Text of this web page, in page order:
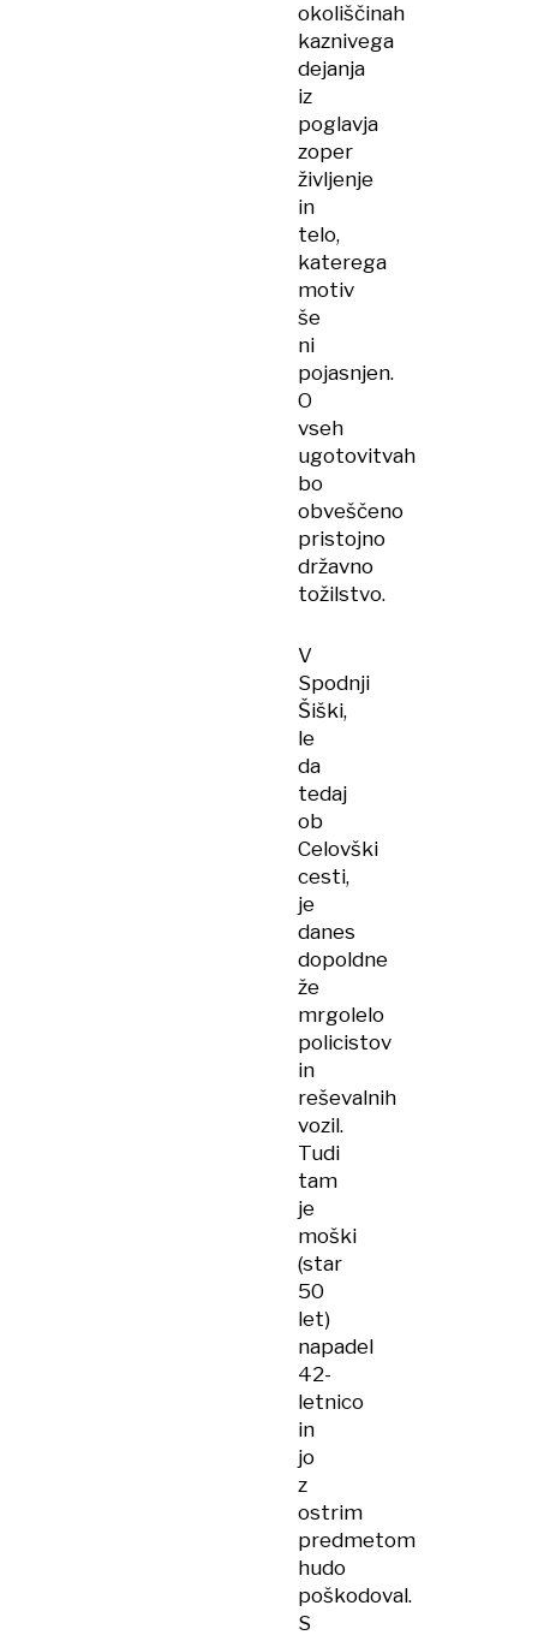
okoliščinah
kaznivega
dejanja
iz
poglavja
zoper
življenje
in
telo,
katerega
motiv
še
ni
pojasnjen.
O
vseh
ugotovitvah
bo
obveščeno
pristojno
državno
tožilstvo.
V
Spodnji
Šiški,
le
da
tedaj
ob
Celovški
cesti,
je
danes
dopoldne
že
mrgolelo
policistov
in
reševalnih
vozil.
Tudi
tam
je
moški
(star
50
let)
napadel
42-
letnico
in
jo
z
ostrim
predmetom
hudo
poškodoval.
S